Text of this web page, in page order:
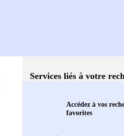
Services liés à votre
Accédez à vos
favorites